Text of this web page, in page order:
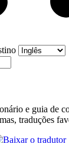
e guia de
traduções